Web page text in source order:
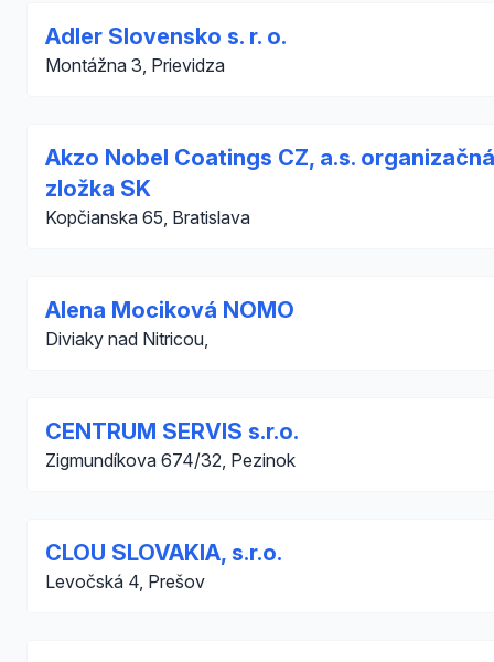
Adler Slovensko s. r. o.
Montážna 3, Prievidza
Akzo Nobel Coatings CZ, a.s. organizačná
zložka SK
Kopčianska 65, Bratislava
Alena Mociková NOMO
Diviaky nad Nitricou,
CENTRUM SERVIS s.r.o.
Zigmundíkova 674/32, Pezinok
CLOU SLOVAKIA, s.r.o.
Levočská 4, Prešov